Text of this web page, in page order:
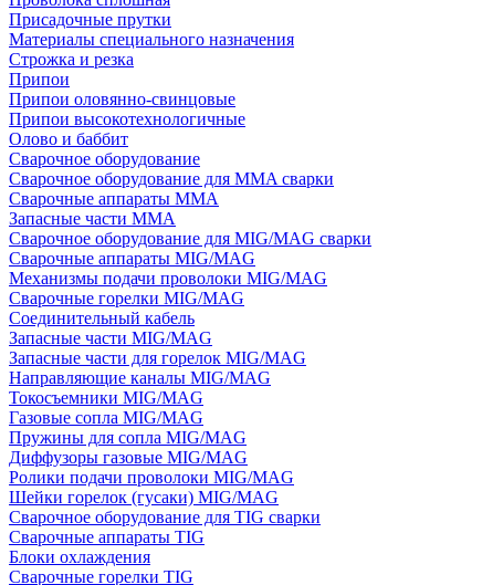
Присадочные прутки
Материалы специального назначения
Строжка и резка
Припои
Припои оловянно-свинцовые
Припои высокотехнологичные
Олово и баббит
Сварочное оборудование
Сварочное оборудование для MMA сварки
Сварочные аппараты MMA
Запасные части MMA
Сварочное оборудование для MIG/MAG сварки
Сварочные аппараты MIG/MAG
Механизмы подачи проволоки MIG/MAG
Сварочные горелки MIG/MAG
Соединительный кабель
Запасные части MIG/MAG
Запасные части для горелок MIG/MAG
Направляющие каналы MIG/MAG
Токосъемники MIG/MAG
Газовые сопла MIG/MAG
Пружины для сопла MIG/MAG
Диффузоры газовые MIG/MAG
Ролики подачи проволоки MIG/MAG
Шейки горелок (гусаки) MIG/MAG
Сварочное оборудование для TIG сварки
Сварочные аппараты TIG
Блоки охлаждения
Сварочные горелки TIG